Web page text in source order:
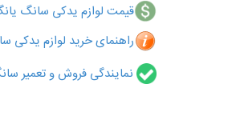
قیمت لوازم یدکی سانگ
راهنمای خرید لوازم یدکی
نمایندگی فروش و تعمیر